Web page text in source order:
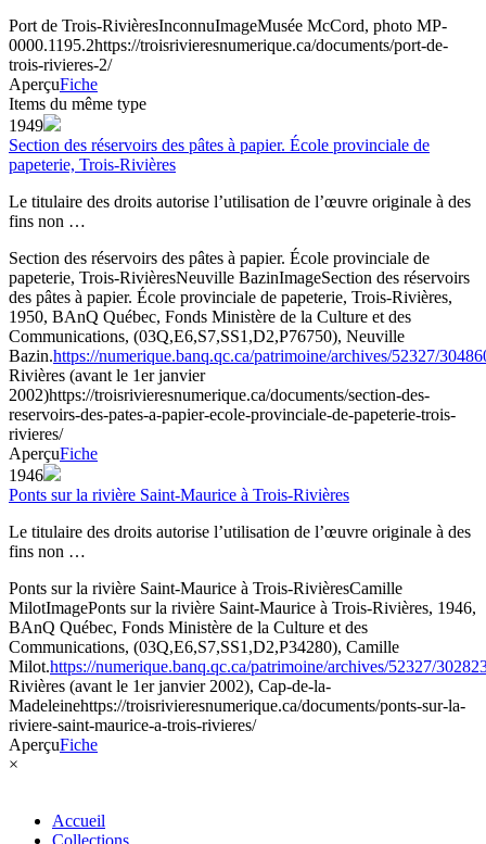
Port de Trois-RivièresInconnuImageMusée McCord, photo MP-
0000.1195.2https://troisrivieresnumerique.ca/documents/port-de-
trois-rivieres-2/
AperçuFiche
Items du même type
1949
Section des réservoirs des pâtes à papier. École provinciale de
papeterie, Trois-Rivières
Le titulaire des droits autorise l’utilisation de l’œuvre originale à des
fins non …
Section des réservoirs des pâtes à papier. École provinciale de
papeterie, Trois-RivièresNeuville BazinImageSection des réservoirs
des pâtes à papier. École provinciale de papeterie, Trois-Rivières,
1950, BAnQ Québec, Fonds Ministère de la Culture et des
Communications, (03Q,E6,S7,SS1,D2,P76750), Neuville
Bazin.https://numerique.banq.qc.ca/patrimoine/archives/52327/
Rivières (avant le 1er janvier
2002)https://troisrivieresnumerique.ca/documents/section-des-
reservoirs-des-pates-a-papier-ecole-provinciale-de-papeterie-trois-
rivieres/
AperçuFiche
1946
Ponts sur la rivière Saint-Maurice à Trois-Rivières
Le titulaire des droits autorise l’utilisation de l’œuvre originale à des
fins non …
Ponts sur la rivière Saint-Maurice à Trois-RivièresCamille
MilotImagePonts sur la rivière Saint-Maurice à Trois-Rivières, 1946,
BAnQ Québec, Fonds Ministère de la Culture et des
Communications, (03Q,E6,S7,SS1,D2,P34280), Camille
Milot.https://numerique.banq.qc.ca/patrimoine/archives/52327/
Rivières (avant le 1er janvier 2002), Cap-de-la-
Madeleinehttps://troisrivieresnumerique.ca/documents/ponts-sur-la-
riviere-saint-maurice-a-trois-rivieres/
AperçuFiche
×
Accueil